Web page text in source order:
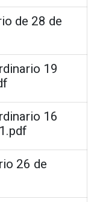
de 28 de
19
16
26 de